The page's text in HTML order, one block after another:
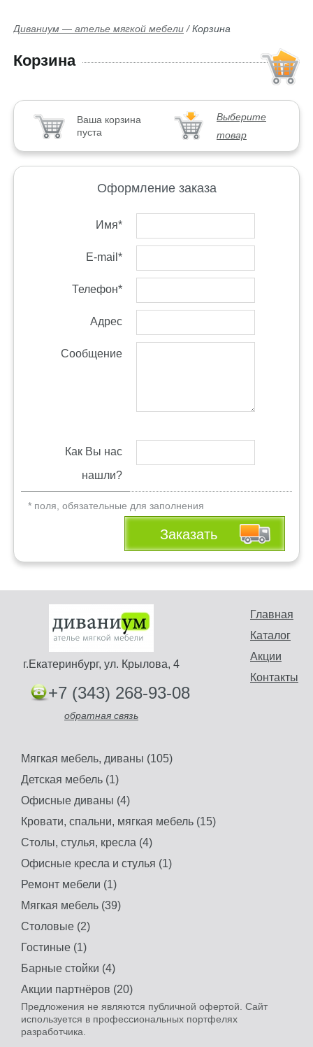
Диваниум — ателье мягкой мебели /Корзина
Корзина
Ваша корзина
пуста
Выберите
товар
Оформление заказа
Имя*
E-mail*
Телефон*
Адрес
Сообщение
Как Вы нас
нашли?
* поля, обязательные для заполнения
Заказать
Главная
Каталог
Акции
Контакты
г.Екатеринбург, ул. Крылова, 4
+7 (343) 268-93-08
обратная связь
Мягкая мебель, диваны (105)
Детская мебель (1)
Офисные диваны (4)
Кровати, спальни, мягкая мебель (15)
Столы, стулья, кресла (4)
Офисные кресла и стулья (1)
Ремонт мебели (1)
Мягкая мебель (39)
Столовые (2)
Гостиные (1)
Барные стойки (4)
Акции партнёров (20)
Предложения не являются публичной офертой. Сайт
используется в профессиональных портфелях
разработчика.